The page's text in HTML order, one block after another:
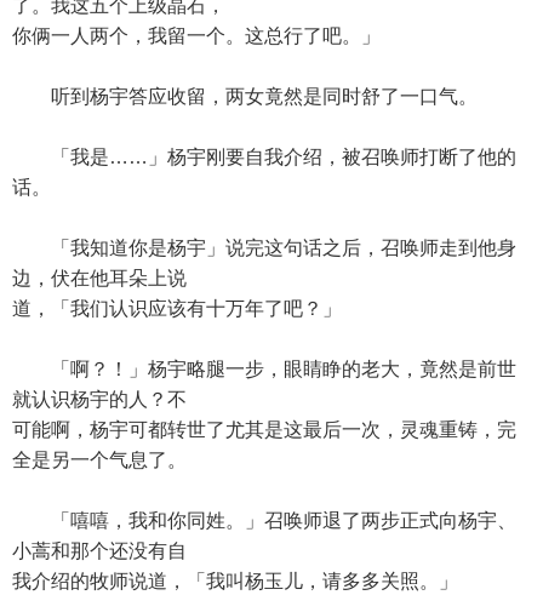
了。我这五个上级晶石，
你俩一人两个，我留一个。这总行了吧。」
听到杨宇答应收留，两女竟然是同时舒了一口气。
「我是……」杨宇刚要自我介绍，被召唤师打断了他的
话。
「我知道你是杨宇」说完这句话之后，召唤师走到他身
边，伏在他耳朵上说
道，「我们认识应该有十万年了吧？」
「啊？！」杨宇略腿一步，眼睛睁的老大，竟然是前世
就认识杨宇的人？不
可能啊，杨宇可都转世了尤其是这最后一次，灵魂重铸，完
全是另一个气息了。
「嘻嘻，我和你同姓。」召唤师退了两步正式向杨宇、
小蒿和那个还没有自
我介绍的牧师说道，「我叫杨玉儿，请多多关照。」